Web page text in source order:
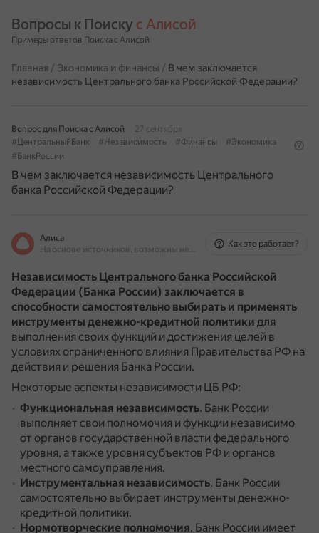
Вопросы к Поиску с Алисой
Примеры ответов Поиска с Алисой
Главная / Экономика и финансы / В чем заключается
независимость Центрального банка Российской Федерации?
Вопрос для Поиска с Алисой
27 сентября
#ЦентральныйБанк
#Независимость #Финансы
#Экономика
#БанкРоссии
В чем заключается независимость Центрального
банка Российской Федерации?
Алиса
На основе источников, возможны неточности
Как это работает?
Независимость Центрального банка Российской
Федерации (Банка России) заключается в
способности самостоятельно выбирать и применять
инструменты денежно-кредитной политики для
выполнения своих функций и достижения целей в
условиях ограниченного влияния Правительства РФ на
действия и решения Банка России.
Некоторые аспекты независимости ЦБ РФ:
Функциональная независимость. Банк России
выполняет свои полномочия и функции независимо
от органов государственной власти федерального
уровня, а также уровня субъектов РФ и органов
местного самоуправления.
Инструментальная независимость. Банк России
самостоятельно выбирает инструменты денежно-
кредитной политики.
Нормотворческие полномочия. Банк России имеет